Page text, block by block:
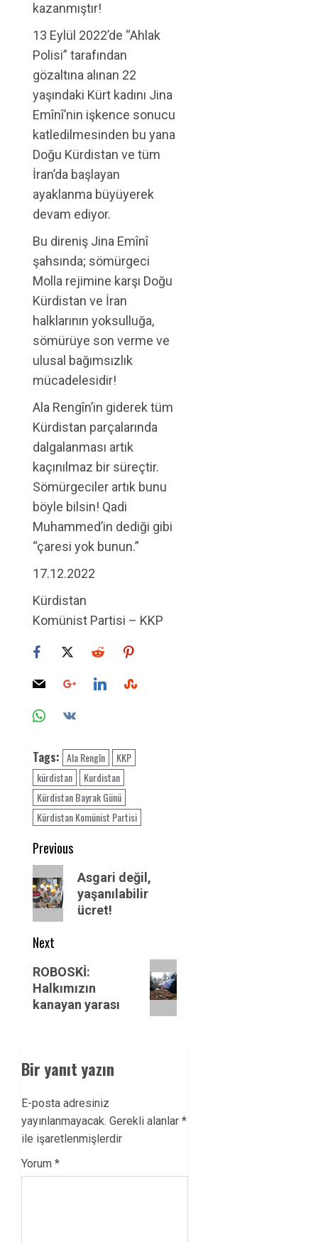
kazanmıştır!
13 Eylül 2022’de “Ahlak
Polisi” tarafından
gözaltına alınan 22
yaşındaki Kürt kadını Jina
Emînî’nin işkence sonucu
katledilmesinden bu yana
Doğu Kürdistan ve tüm
İran’da başlayan
ayaklanma büyüyerek
devam ediyor.
Bu direniş Jina Emînî
şahsında; sömürgeci
Molla rejimine karşı Doğu
Kürdistan ve İran
halklarının yoksulluğa,
sömürüye son verme ve
ulusal bağımsızlık
mücadelesidir!
Ala Rengîn’in giderek tüm
Kürdistan parçalarında
dalgalanması artık
kaçınılmaz bir süreçtir.
Sömürgeciler artık bunu
böyle bilsin! Qadi
Muhammed’in dediği gibi
“çaresi yok bunun.”
17.12.2022
Kürdistan
Komünist Partisi – KKP
Tags: Ala Rengîn
KKP
kürdistan
Kurdistan
Kürdistan Bayrak Günü
Kürdistan Komünist Partisi
Post
navigation
Previous
Previous
post:
Asgari değil,
yaşanılabilir
ücret!
Next
Next
post:
ROBOSKİ:
Halkımızın
kanayan yarası
Bir yanıt yazın
E-posta adresiniz
yayınlanmayacak. Gerekli alanlar *
ile işaretlenmişlerdir
Yorum *